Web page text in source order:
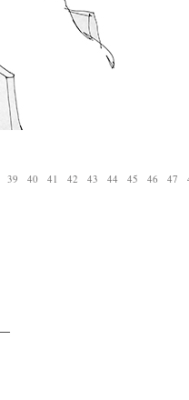
39 40 41 42 43 44 45 46 47